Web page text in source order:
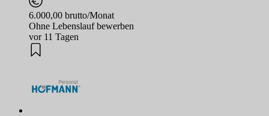
6.000,00 brutto/Monat
Ohne Lebenslauf bewerben
vor 11 Tagen